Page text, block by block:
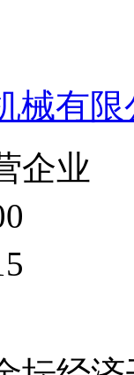
械有限
企业